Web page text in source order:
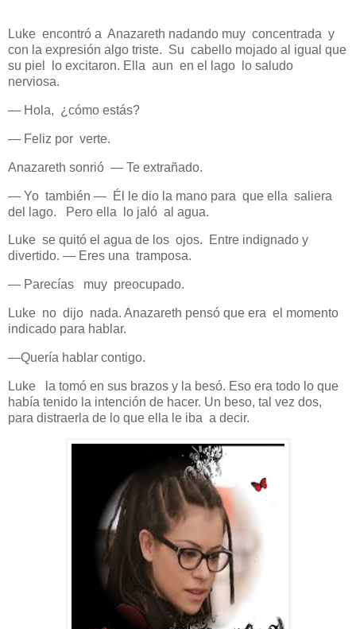
Luke encontró a Anazareth nadando muy concentrada y
con la expresión algo triste. Su cabello mojado al igual que
su piel lo excitaron. Ella aun en el lago lo saludo
nerviosa.
— Hola, ¿cómo estás?
— Feliz por verte.
Anazareth sonrió — Te extrañado.
— Yo también — Él le dio la mano para que ella saliera
del lago. Pero ella lo jaló al agua.
Luke se quitó el agua de los ojos. Entre indignado y
divertido. — Eres una tramposa.
— Parecías muy preocupado.
Luke no dijo nada. Anazareth pensó que era el momento
indicado para hablar.
—Quería hablar contigo.
Luke la tomó en sus brazos y la besó. Eso era todo lo que
había tenido la intención de hacer. Un beso, tal vez dos,
para distraerla de lo que ella le iba a decir.